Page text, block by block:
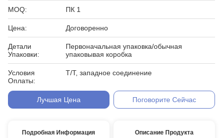
MOQ: ПК 1
Цена: Договоренно
Детали
Упаковки:
Первоначальная упаковка/обычная
упаковывая коробка
Условия
Оплаты:
T/T, западное соединение
Лучшая Цена Поговорите Сейчас
Подробная Информация Описание Продукта